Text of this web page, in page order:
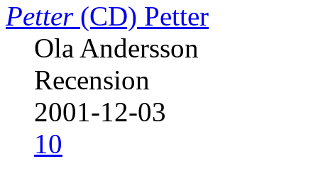
Petter(CD) Petter
Ola Andersson
Recension
2001-12-03
10